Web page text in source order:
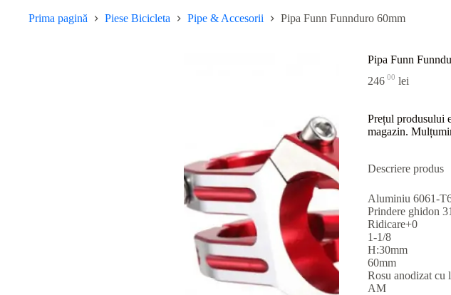
Prima pagină Piese Bicicleta Pipe & Accesorii Pipa Funn Funnduro 60mm
Pipa Funn
246 00 lei
Prețul produsului
magazin.
Descriere produs
Aluminiu 6061-
Prindere ghidon
Ridicare+0
1-1/8
H:30mm
60mm
Rosu anodizat cu
AM